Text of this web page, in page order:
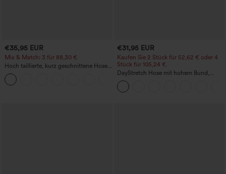
€35,95 EUR
Mix & Match: 3 für 88,30 €
Hoch taillierte, kurz geschnittene Hose
mit Reißverschlusstasche in Leinenoptik
€31,95 EUR
Kaufen Sie 2 Stück für 52,62 € oder 4
Stück für 105,24 €.
DayStretch Hose mit hohem Bund,
Barrel-Leg und Taschen